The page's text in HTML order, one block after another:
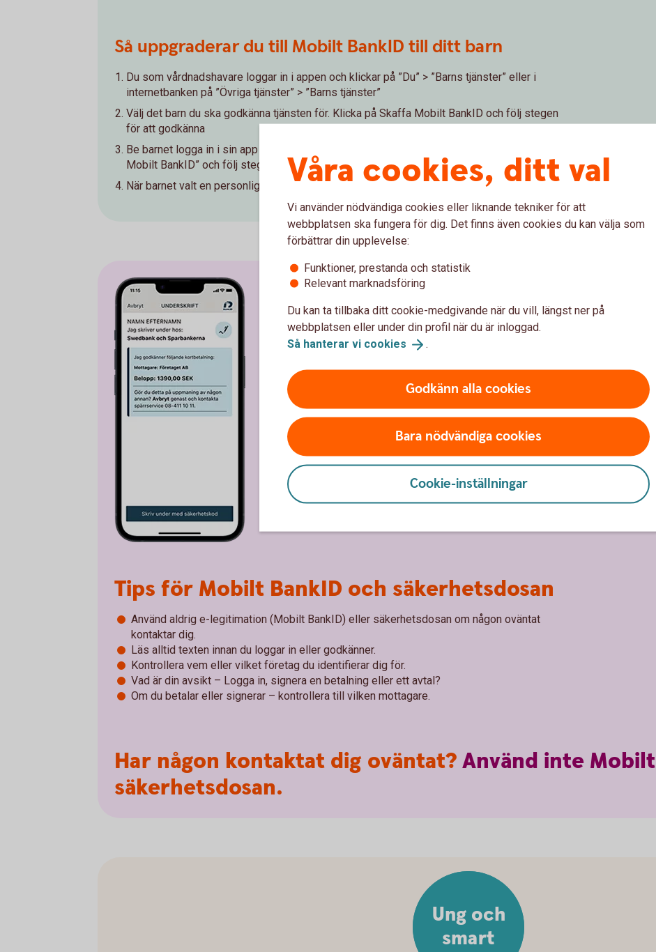
Så uppgraderar du till Mobilt BankID till ditt barn
Du som vårdnadshavare loggar in i appen och klickar på ”Du” > ”Barns tjänster” eller i
internetbanken på ”Övriga tjänster” > ”Barns tjänster”
Välj det barn du ska godkänna tjänsten för. Klicka på Skaffa Mobilt BankID och följ stegen
för att godkänna
Be barnet logga in i sin app och gå till ”Du” > ”Mobilt BankID” > ”Beställ eller förnya
Mobilt BankID” och följ stegen för att godkänna.
När barnet valt en personlig säkerhetskod är det klart
Tips för Mobilt BankID och säkerhetsdosan
Använd aldrig e-legitimation (Mobilt BankID) eller säkerhetsdosan om någon oväntat
kontaktar dig.
Läs alltid texten innan du loggar in eller godkänner.
Kontrollera vem eller vilket företag du identifierar dig för.
Vad är din avsikt – Logga in, signera en betalning eller ett avtal?
Om du betalar eller signerar – kontrollera till vilken mottagare.
Har någon kontaktat dig oväntat?Använd inte Mobilt
säkerhetsdosan.
Ung och
smart
Våra cookies, ditt val
Vi använder nödvändiga cookies eller liknande tekniker för att
webbplatsen ska fungera för dig. Det finns även cookies du kan välja som
förbättrar din upplevelse:
Funktioner, prestanda och statistik
Relevant marknadsföring
Du kan ta tillbaka ditt cookie-medgivande när du vill, längst ner på
webbplatsen eller under din profil när du är inloggad.
Så hanterar vi cookies .
Godkänn alla cookies
Bara nödvändiga cookies
Cookie-inställningar